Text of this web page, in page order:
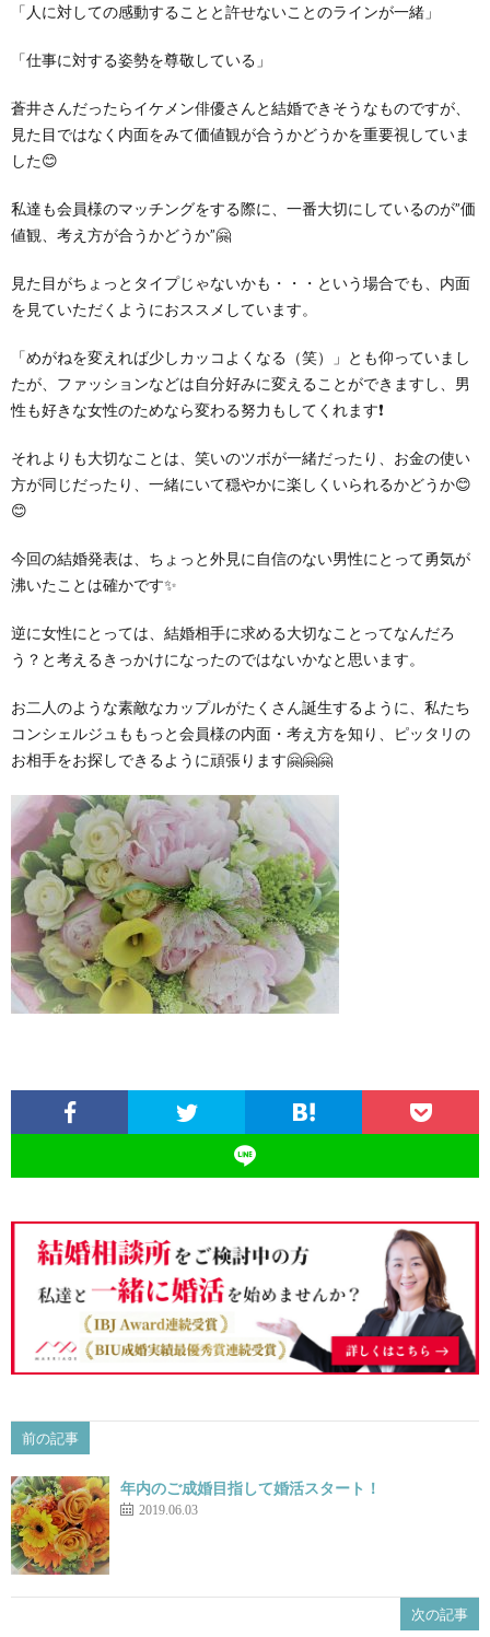
「人に対しての感動することと許せないことのラインが一緒」
「仕事に対する姿勢を尊敬している」
蒼井さんだったらイケメン俳優さんと結婚できそうなものですが、
見た目ではなく内面をみて価値観が合うかどうかを重要視していま
した😊
私達も会員様のマッチングをする際に、一番大切にしているのが”価
値観、考え方が合うかどうか”🤗
見た目がちょっとタイプじゃないかも・・・という場合でも、内面
を見ていただくようにおススメしています。
「めがねを変えれば少しカッコよくなる（笑）」とも仰っていまし
たが、ファッションなどは自分好みに変えることができますし、男
性も好きな女性のためなら変わる努力もしてくれます❗
それよりも大切なことは、笑いのツボが一緒だったり、お金の使い
方が同じだったり、一緒にいて穏やかに楽しくいられるかどうか😊
😊
今回の結婚発表は、ちょっと外見に自信のない男性にとって勇気が
沸いたことは確かです✨
逆に女性にとっては、結婚相手に求める大切なことってなんだろ
う？と考えるきっかけになったのではないかなと思います。
お二人のような素敵なカップルがたくさん誕生するように、私たち
コンシェルジュももっと会員様の内面・考え方を知り、ピッタリの
お相手をお探しできるように頑張ります🤗🤗🤗
前の記事
年内のご成婚目指して婚活スタート！
2019.06.03
次の記事